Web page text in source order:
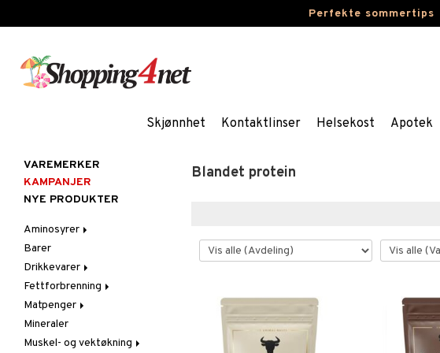
Perfekte sommertips
Skjønnhet Kontaktlinser Helsekost Apotek
Blandet protein
VAREMERKER
KAMPANJER
NYE PRODUKTER
Aminosyrer
Kapsler og tabletter
Pulver og drikke
Barer
Drikkevarer
Sportsdrikker
Fettforbrenning
Kapsler og tabletter
Matpenger
Pulver og drikke
Mineraler
Muskel- og vektøkning